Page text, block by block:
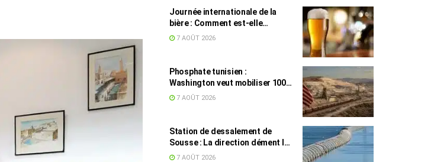
Journée internationale de la
bière : Comment est-elle
devenue une culture en Tunisie ?
7 AOÛT 2026
Phosphate tunisien :
Washington veut mobiliser 100
millions de dollars, avec la Chine
7 AOÛT 2026
Station de dessalement de
Sousse : La direction dément les
rumeurs sur une eau impropre à
7 AOÛT 2026